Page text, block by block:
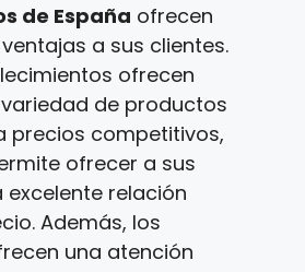
de España ofrecen
a sus clientes.
ofrecen
de productos
precios competitivos,
ofrecer a sus
excelente relación
Además, los
una atención